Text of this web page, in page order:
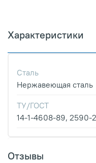
Характеристики
Сталь
Нержавеющая сталь
ТУ/ГОСТ
14-1-4608-89, 2590-
Отзывы